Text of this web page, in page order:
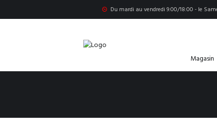
Du mardi au vendredi 9:00/18:00 - le
Magasin